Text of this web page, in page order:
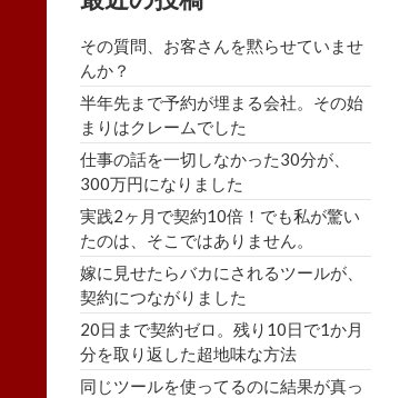
その質問、お客さんを黙らせていませ
んか？
半年先まで予約が埋まる会社。その始
まりはクレームでした
仕事の話を一切しなかった30分が、
300万円になりました
実践2ヶ月で契約10倍！でも私が驚い
たのは、そこではありません。
嫁に見せたらバカにされるツールが、
契約につながりました
20日まで契約ゼロ。残り10日で1か月
分を取り返した超地味な方法
同じツールを使ってるのに結果が真っ